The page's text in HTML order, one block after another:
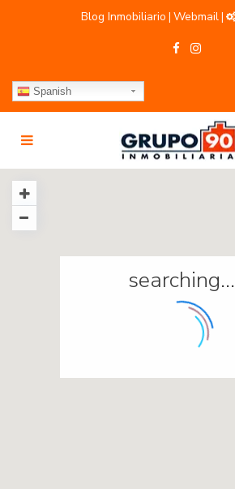
Blog Inmobiliario | Webmail|
Spanish
searching...